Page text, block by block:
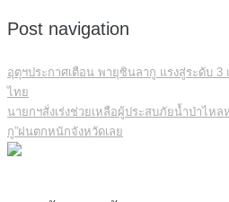
Post navigation
อุตุฯประกาศเตือน พายุซินลากู แรงสู่ระดับ
ไทย
นายกฯสั่งเร่งช่วยเหลือผู้ประสบภัยน้ำป่าไห
กู”ฝนตกหนักจังหวัดเลย